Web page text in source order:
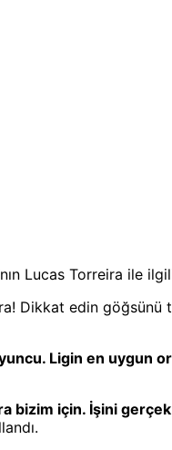
Lucas Torreira ile
Dikkat edin
Ligin en uygun
bizim için. İşini